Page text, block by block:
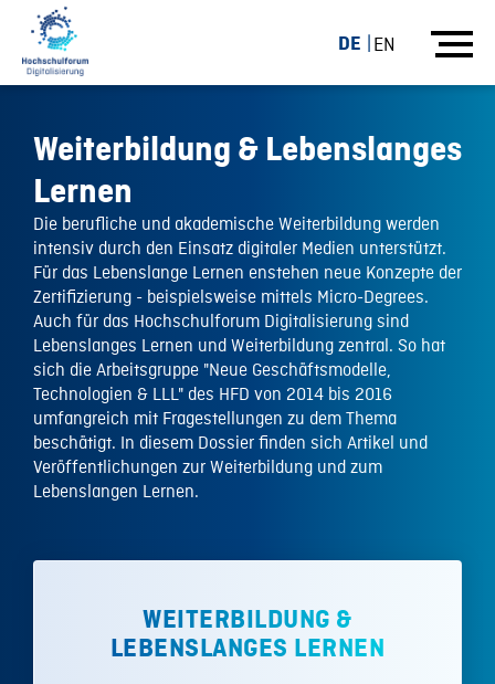
DE EN
Weiterbildung & Lebenslanges
Lernen
Die berufliche und akademische Weiterbildung werden
intensiv durch den Einsatz digitaler Medien unterstützt.
Für das Lebenslange Lernen enstehen neue Konzepte der
Zertifizierung - beispielsweise mittels Micro-Degrees.
Auch für das Hochschulforum Digitalisierung sind
Lebenslanges Lernen und Weiterbildung zentral. So hat
sich die Arbeitsgruppe "Neue Geschäftsmodelle,
Technologien & LLL" des HFD von 2014 bis 2016
umfangreich mit Fragestellungen zu dem Thema
beschätigt. In diesem Dossier finden sich Artikel und
Veröffentlichungen zur Weiterbildung und zum
Lebenslangen Lernen.
WEITERBILDUNG &
LEBENSLANGES LERNEN